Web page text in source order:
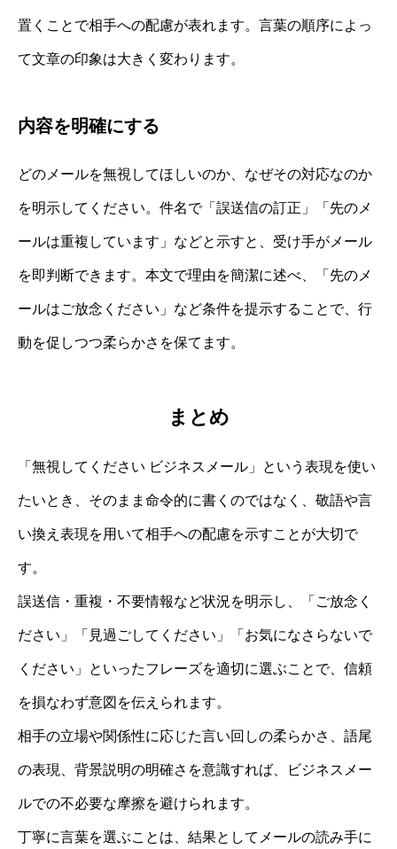
置くことで相手への配慮が表れます。言葉の順序によっ
て文章の印象は大きく変わります。
内容を明確にする
どのメールを無視してほしいのか、なぜその対応なのか
を明示してください。件名で「誤送信の訂正」「先のメ
ールは重複しています」などと示すと、受け手がメール
を即判断できます。本文で理由を簡潔に述べ、「先のメ
ールはご放念ください」など条件を提示することで、行
動を促しつつ柔らかさを保てます。
まとめ
「無視してください ビジネスメール」という表現を使い
たいとき、そのまま命令的に書くのではなく、敬語や言
い換え表現を用いて相手への配慮を示すことが大切で
す。
誤送信・重複・不要情報など状況を明示し、「ご放念く
ださい」「見過ごしてください」「お気になさらないで
ください」といったフレーズを適切に選ぶことで、信頼
を損なわず意図を伝えられます。
相手の立場や関係性に応じた言い回しの柔らかさ、語尾
の表現、背景説明の明確さを意識すれば、ビジネスメー
ルでの不必要な摩擦を避けられます。
丁寧に言葉を選ぶことは、結果としてメールの読み手に